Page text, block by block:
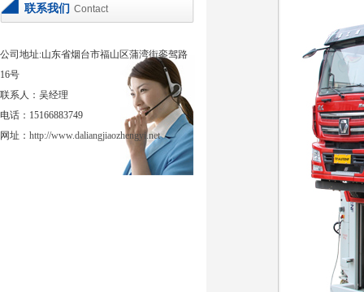
联系我们 Contact
公司地址:山东省烟台市福山区蒲湾街銮驾路
16号
联系人：吴经理
电话：15166883749
网址： http://www.daliangjiaozhengyi.net